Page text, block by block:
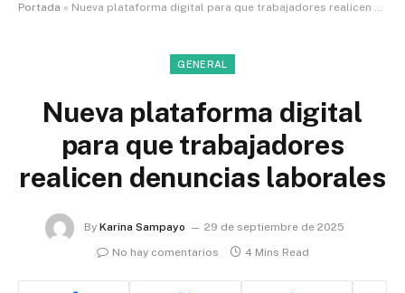
Portada » Nueva plataforma digital para que trabajadores realicen denuncias laborales
GENERAL
Nueva plataforma digital
para que trabajadores
realicen denuncias laborales
By Karina Sampayo
29 de septiembre de 2025
No hay comentarios
4 Mins Read